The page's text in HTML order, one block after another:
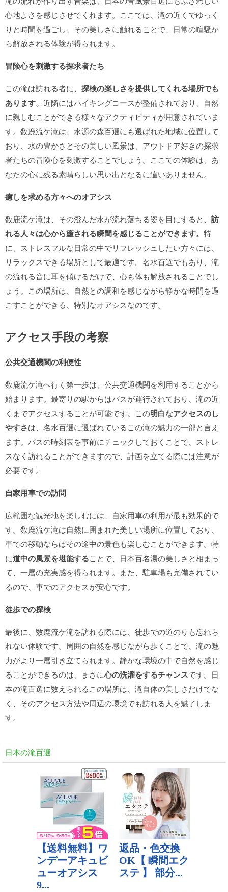
心地よさを感じさせてくれます。ここでは、滝の近くでゆっく
りと時間を過ごし、その美しさに触れることで、日常の喧騒か
ら解放される体験が得られます。
冒険心を刺激する探求者たち
この滝は訪れる者に、 探検の楽しさを提供してくれる場所でも
あります。 近隣にはハイキングコースが整備されており、自然
に親しむことができる様々なアクティビティが用意されていま
す。数鹿流ケ滝は、水源の森百選にも選ばれた地域に位置して
おり、水の豊かさとその美しい風景は、アウトドア好きの探求
者たちの冒険心を刺激することでしょう。ここでの体験は、あ
なたの心に残る素晴らしい思い出となるに違いありません。
癒しを求める方々へのオアシス
数鹿流ケ滝は、その澄んだ水が流れ落ちる姿を目にすると、 訪
れる人々は心から癒される瞬間を感じることができます。 特
に、ストレスフルな日常の中でリフレッシュしたい方々には、
リラックスできる場所として最適です。名水百選でもあり、滝
の流れる音に耳を傾けるだけで、心も体も解放されることでし
ょう。この場所は、自然との調和を感じながら静かな時間を過
ごすことができる、特別なオアシスなのです。
アクセス手段の考察
公共交通機関の利便性
数鹿流ケ滝へ行く第一歩は、公共交通機関を利用することから
始まります。最寄りの駅からはバスが運行されており、滝の近
くまでアクセスすることが可能です。この明白なアクセスのし
やすさは、名水百選に選ばれているこの滝の魅力の一部と言え
ます。バスの時刻表を事前にチェックしておくことで、ストレ
スなく訪れることができますので、計画を立てる際には注意が
必要です。
自家用車での訪問
広範囲な観光地を楽しむには、自家用車の利用が最も効果的で
す。数鹿流ケ滝は自然に囲まれた美しい場所に位置しており、
車での移動ならばその途中の景色も楽しむことができます。特
に道中の風景を堪能することで、日本百名湯の美しさと相まっ
て、一層の充実感を得られます。また、駐車場も完備されてい
るので、車でのアクセスが安心です。
徒歩での探検
最後に、数鹿流ケ滝を訪れる際には、徒歩での道のりも忘れら
れない体験です。周囲の自然を感じながら歩くことで、滝の魅
力がより一層引き立てられます。静かな環境の中で自然を感じ
ることができるのは、まさに心の洗濯をするチャンスです。日
本の滝百選に数えられるこの場所は、滝自体の美しさだけでな
く、そのアクセス方法や周辺の環境でも訪れる人を魅了しま
す。
日本の滝百選